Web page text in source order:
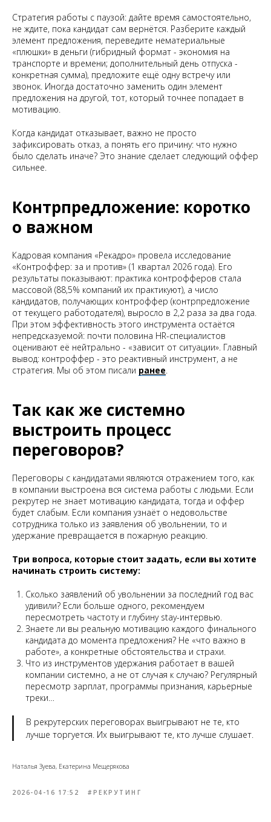
Стратегия работы с паузой: дайте время самостоятельно,
не ждите, пока кандидат сам вернётся. Разберите каждый
элемент предложения, переведите нематериальные
«плюшки» в деньги (гибридный формат - экономия на
транспорте и времени; дополнительный день отпуска -
конкретная сумма), предложите ещё одну встречу или
звонок. Иногда достаточно заменить один элемент
предложения на другой, тот, который точнее попадает в
мотивацию.
Когда кандидат отказывает, важно не просто
зафиксировать отказ, а понять его причину: что нужно
было сделать иначе? Это знание сделает следующий оффер
сильнее.
Контрпредложение: коротко
о важном
Кадровая компания «Рекадро» провела исследование
«Контроффер: за и против» (1 квартал 2026 года). Его
результаты показывают: практика контрофферов стала
массовой (88,5% компаний их практикуют), а число
кандидатов, получающих контроффер (контрпредложение
от текущего работодателя), выросло в 2,2 раза за два года.
При этом эффективность этого инструмента остаётся
непредсказуемой: почти половина HR-специалистов
оценивают её нейтрально - «зависит от ситуации». Главный
вывод: контроффер - это реактивный инструмент, а не
стратегия. Мы об этом писали ранее
Так как же системно
выстроить процесс
переговоров?
Переговоры с кандидатами являются отражением того, как
в компании выстроена вся система работы с людьми. Если
рекрутер не знает мотивацию кандидата, тогда и оффер
будет слабым. Если компания узнаёт о недовольстве
сотрудника только из заявления об увольнении, то и
удержание превращается в пожарную реакцию.
Три вопроса, которые стоит задать, если вы хотите
начинать строить систему:
Сколько заявлений об увольнении за последний год вас
удивили? Если больше одного, рекомендуем
пересмотреть частоту и глубину stay-интервью.
Знаете ли вы реальную мотивацию каждого финального
кандидата до момента предложения? Не «что важно в
работе», а конкретные обстоятельства и страхи.
Что из инструментов удержания работает в вашей
компании системно, а не от случая к случаю? Регулярный
пересмотр зарплат, программы признания, карьерные
треки…
В рекрутерских переговорах выигрывают не те, кто
лучше торгуется. Их выигрывают те, кто лучше слушает.
Наталья Зуева, Екатерина Мещерякова
2026-04-16 17:52 #РЕКРУТИНГ